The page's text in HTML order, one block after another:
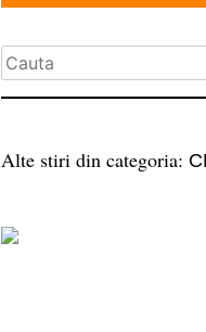
Alte stiri din categoria: